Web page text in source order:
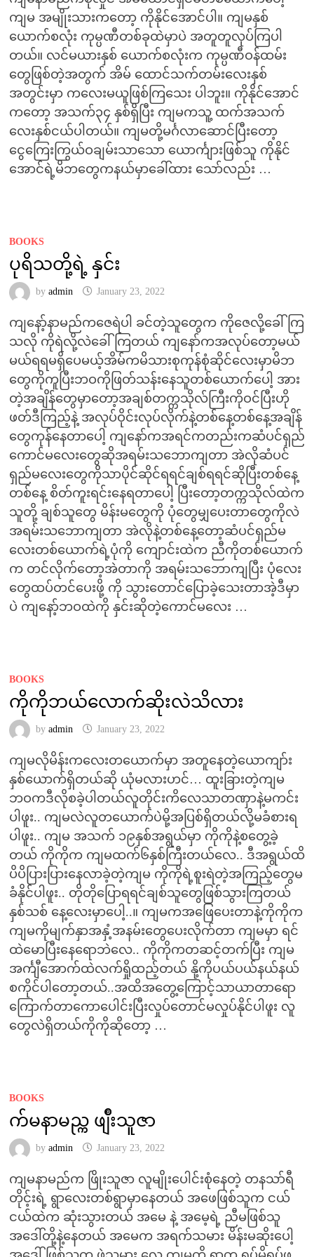
ကျမ အမျိုးသားကတော့ ကိုနိုင်အောင်ပါ။ ကျမနှစ်
ယောက်စလုံး ကုမ္ပဏီတစ်ခုထဲမှာပဲ အတူတူလုပ်ကြပါ
တယ်။ လင်မယားနှစ် ယောက်စလုံးက ကုမ္ပဏီဝန်ထမ်း
တွေဖြစ်တဲ့အတွက် အိမ် ထောင်သက်တမ်းလေးနှစ်
အတွင်းမှာ ကလေးမယူဖြစ်ကြသေး ပါဘူး။ ကိုနိုင်အောင်
ကတော့ အသက်၃၄ နှစ်ရှိပြီး ကျမကသူ့ ထက်အသက်
လေးနှစ်ငယ်ပါတယ်။ ကျမတို့မင်္ဂလာဆောင်ပြီးတော့
ငွေကြေးကြွယ်ဝချမ်းသာသော ယောင်္ကျားဖြစ်သူ ကိုနိုင်
အောင်ရဲ့မိဘတွေကနယ်မှာခေါ်ထား သော်လည်း …
BOOKS
ပုရိသတို့ရဲ့ နှင်း
by admin January 23, 2022
ကျနော့်နာမည်ကဇေရဲပါ ခင်တဲ့သူတွေက ကိုဇေလို့ခေါ်ကြ
သလို ကိုရဲလို့လဲခေါ်ကြတယ် ကျနော်ကအလုပ်တော့မယ်
မယ်ရရမရှိပေမယ့်အိမ်ကမိသားစုကုန်စုံဆိုင်လေးမှာမိဘ
တွေကိုကူပြီးဘဝကိုဖြတ်သန်းနေသူတစ်ယောက်ပေါ့ အား
တဲ့အချိန်တွေမှာတော့အချစ်တက္ကသိုလ်ကြီးကိုဝင်ပြီးဟို
ဖတ်ဒီကြည့်နဲ့ အလုပ်ဝိုင်းလုပ်လိုက်နဲ့တစ်နေ့တစ်နေ့အချိန်
တွေကုန်နေတာပေါ့ ကျနော်ကအရင်ကတည်းကဆံပင်ရှည်
ကောင်မလေးတွေဆိုအရမ်းသဘောကျတာ အဲလိုဆံပင်
ရှည်မလေးတွေကိုသာပိုင်ဆိုင်ရရင်ချစ်ရရင်ဆိုပြီးတစ်နေ့
တစ်နေ့ စိတ်ကူးရင်းနေရတာပေါ့ ပြီးတော့တက္ကသိုလ်ထဲက
သူတို့ ချစ်သူတွေ မိန်းမတွေကို ပုံတွေမျှပေးတာတွေကိုလဲ
အရမ်းသဘောကျတာ အဲလိုနဲ့တစ်နေ့တော့ဆံပင်ရှည်မ
လေးတစ်ယောက်ရဲ့ပုံကို ကျောင်းထဲက ညီကိုတစ်ယောက်
က တင်လိုက်တော့အဲတာကို အရမ်းသဘောကျပြီး ပုံလေး
တွေထပ်တင်ပေးဖို့ ကို သွားတောင်ပြောခဲ့သေးတာအဲ့ဒီမှာ
ပဲ ကျနော့်ဘဝထဲကို နှင်းဆိုတဲ့ကောင်မလေး …
BOOKS
ကိုကိုဘယ်လောက်ဆိုးလဲသိလား
by admin January 23, 2022
ကျမလိုမိန်းကလေးတယောက်မှာ အတူနေတဲ့ယောကျာ်း
နှစ်ယောက်ရှိတယ်ဆို ယုံမလားဟင်… ထူးခြားတဲ့ကျမ
ဘဝကဒီလိုစခဲ့ပါတယ်လူတိုင်းကိလေသာတဏှာနဲ့မကင်း
ပါဖူး.. ကျမလဲလူတယောက်ပဲမို့အပြစ်ရှိတယ်လို့မခံစားရ
ပါဖူး.. ကျမ အသက် ၁၉နှစ်အရွယ်မှာ ကိုကိုနဲ့စတွေ့ခဲ့
တယ် ကိုကိုက ကျမထက်၆နှစ်ကြီးတယ်လေ.. ဒီအရွယ်ထိ
ပိပိပြားပြားနေလာခဲ့တဲ့ကျမ ကိုကိုရဲ့စူးရဲတဲ့အကြည့်တွေမ
ခံနိုင်ပါဖူး.. တိုတိုပြောရရင်ချစ်သူတွေဖြစ်သွားကြတယ်
နှစ်သစ် နေ့လေးမှာပေါ့..။ ကျမကအဖြေပေးတာနဲ့ကိုကိုက
ကျမကိုမျက်နှာအနှံ့အနမ်းတွေပေးလိုက်တာ ကျမမှာ ရင်
ထဲမောပြီးနေရောဘဲလေ.. ကိုကိုကတဆင့်တက်ပြီး ကျမ
အင်္ကျီအောက်ထဲလက်ရှိုထည့်တယ် နို့ကိုပယ်ပယ်နယ်နယ်
စကိုင်ပါတော့တယ်..အထိအတွေ့ကြောင့်သာယာတာရော
ကြောက်တာကောပေါင်းပြီးလှုပ်တောင်မလှုပ်နိုင်ပါဖူး လူ
တွေလဲရှိတယ်ကိုကိုဆိုတော့ …
BOOKS
က်မနာမည္က ဖျိဳးသူဇာ
by admin January 23, 2022
ကျမနာမည်က ဖြိုးသူဇာ လူမျိုးပေါင်းစုံနေတဲ့ တနသာ်ရီ
တိုင့်းရဲ့ ရွာလေးတစ်ရွာမှာနေတယ် အဖေဖြစ်သူက ငယ်
ငယ်ထဲက ဆုံးသွားတယ် အမေ နဲ့ အမေ့ရဲ့ ညီမဖြစ်သူ
အဒေါ်တို့နဲ့နေတယ် အမေက အရက်သမား မိန်းမဆိုးပေါ့